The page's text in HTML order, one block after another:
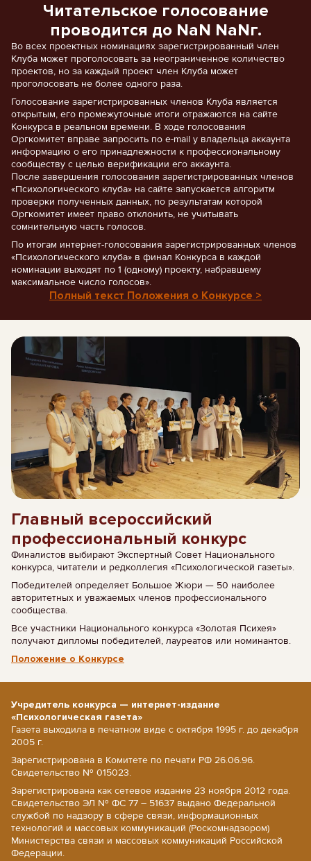
Читательское голосование
проводится до NaN NaNг.
Во всех проектных номинациях зарегистрированный член
Клуба может проголосовать за неограниченное количество
проектов, но за каждый проект член Клуба может
проголосовать не более одного раза.
Голосование зарегистрированных членов Клуба является
открытым, его промежуточные итоги отражаются на сайте
Конкурса в реальном времени. В ходе голосования
Оргкомитет вправе запросить по e-mail у владельца аккаунта
информацию о его принадлежности к профессиональному
сообществу с целью верификации его аккаунта.
После завершения голосования зарегистрированных членов
«Психологического клуба» на сайте запускается алгоритм
проверки полученных данных, по результатам которой
Оргкомитет имеет право отклонить, не учитывать
сомнительную часть голосов.
По итогам интернет-голосования зарегистрированных членов
«Психологического клуба» в финал Конкурса в каждой
номинации выходят по 1 (одному) проекту, набравшему
максимальное число голосов».
Полный текст Положения о Конкурсе >
Главный всероссийский
профессиональный конкурс
Финалистов выбирают Экспертный Совет Национального
конкурса, читатели и редколлегия «Психологической газеты».
Победителей определяет Большое Жюри — 50 наиболее
авторитетных и уважаемых членов профессионального
сообщества.
Все участники Национального конкурса «Золотая Психея»
получают дипломы победителей, лауреатов или номинантов.
Положение о Конкурсе
Учредитель конкурса — интернет-издание
«Психологическая газета»
Газета выходила в печатном виде с октября 1995 г. до декабря
2005 г.
Зарегистрирована в Комитете по печати РФ 26.06.96.
Свидетельство № 015023.
Зарегистрирована как сетевое издание 23 ноября 2012 года.
Свидетельство ЭЛ № ФС 77 – 51637 выдано Федеральной
службой по надзору в сфере связи, информационных
технологий и массовых коммуникаций (Роскомнадзором)
Министерства связи и массовых коммуникаций Российской
Федерации.